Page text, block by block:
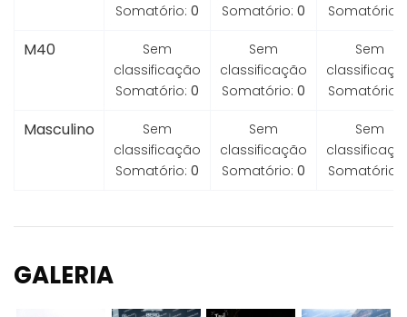
Somatório: 0
Somatório: 0
Somatório:
M40
Sem
classificação
Somatório: 0
Sem
classificação
Somatório: 0
Sem
Somatório:
Masculino
Sem
classificação
Somatório: 0
Sem
classificação
Somatório: 0
Sem
Somatório:
GALERIA